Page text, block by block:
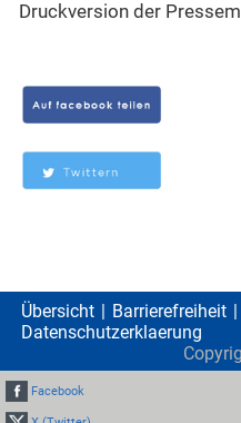
Druckversion der
Übersicht Barrierefreiheit
Datenschutzerklaerung
Facebook